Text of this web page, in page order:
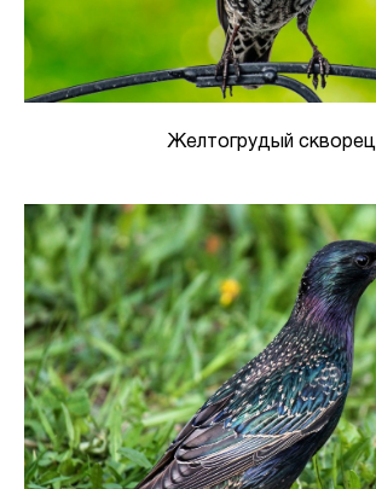
Желтогрудый скворец